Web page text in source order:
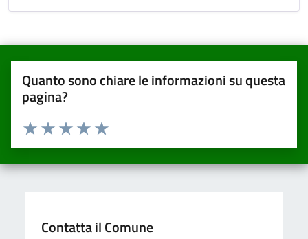
Quanto sono chiare le informazioni su questa
pagina?
Valuta da 1 a 5 stelle la pagina
Valuta 5 stelle su 5
Valuta 4 stelle su 5
Valuta 3 stelle su 5
Valuta 2 stelle su 5
Valuta una stella su 5
Contatta il Comune